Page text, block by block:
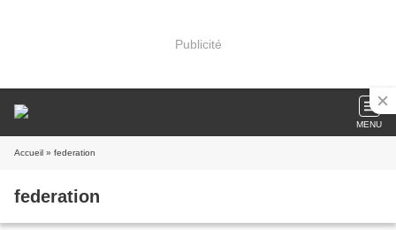
Publicité
MENU
Accueil » federation
federation